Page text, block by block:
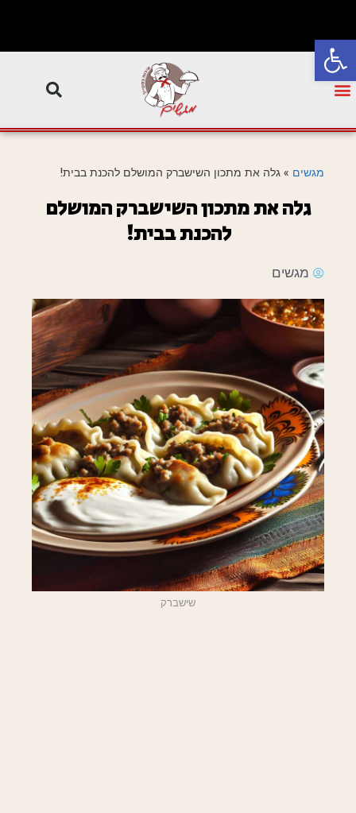
פתח סרגל נגישות
מגשים » גלה את מתכון השישברק המושלם להכנת בבית!
גלה את מתכון השישברק המושלם
להכנת בבית!
מגשים
שישברק